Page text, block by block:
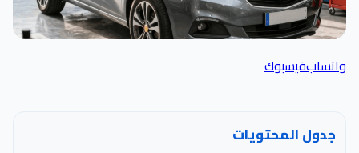
واتسابفيسبوك
جدول المحتويات